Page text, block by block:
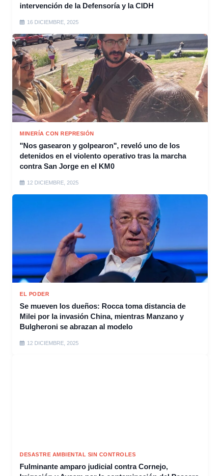
intervención de la Defensoría y la CIDH
16 DICIEMBRE, 2025
MINERÍA CON REPRESIÓN
"Nos gasearon y golpearon", reveló uno de los
detenidos en el violento operativo tras la marcha
contra San Jorge en el KM0
12 DICIEMBRE, 2025
EL PODER
Se mueven los dueños: Rocca toma distancia de
Milei por la invasión China, mientras Manzano y
Bulgheroni se abrazan al modelo
12 DICIEMBRE, 2025
DESASTRE AMBIENTAL SIN CONTROLES
Fulminante amparo judicial contra Cornejo,